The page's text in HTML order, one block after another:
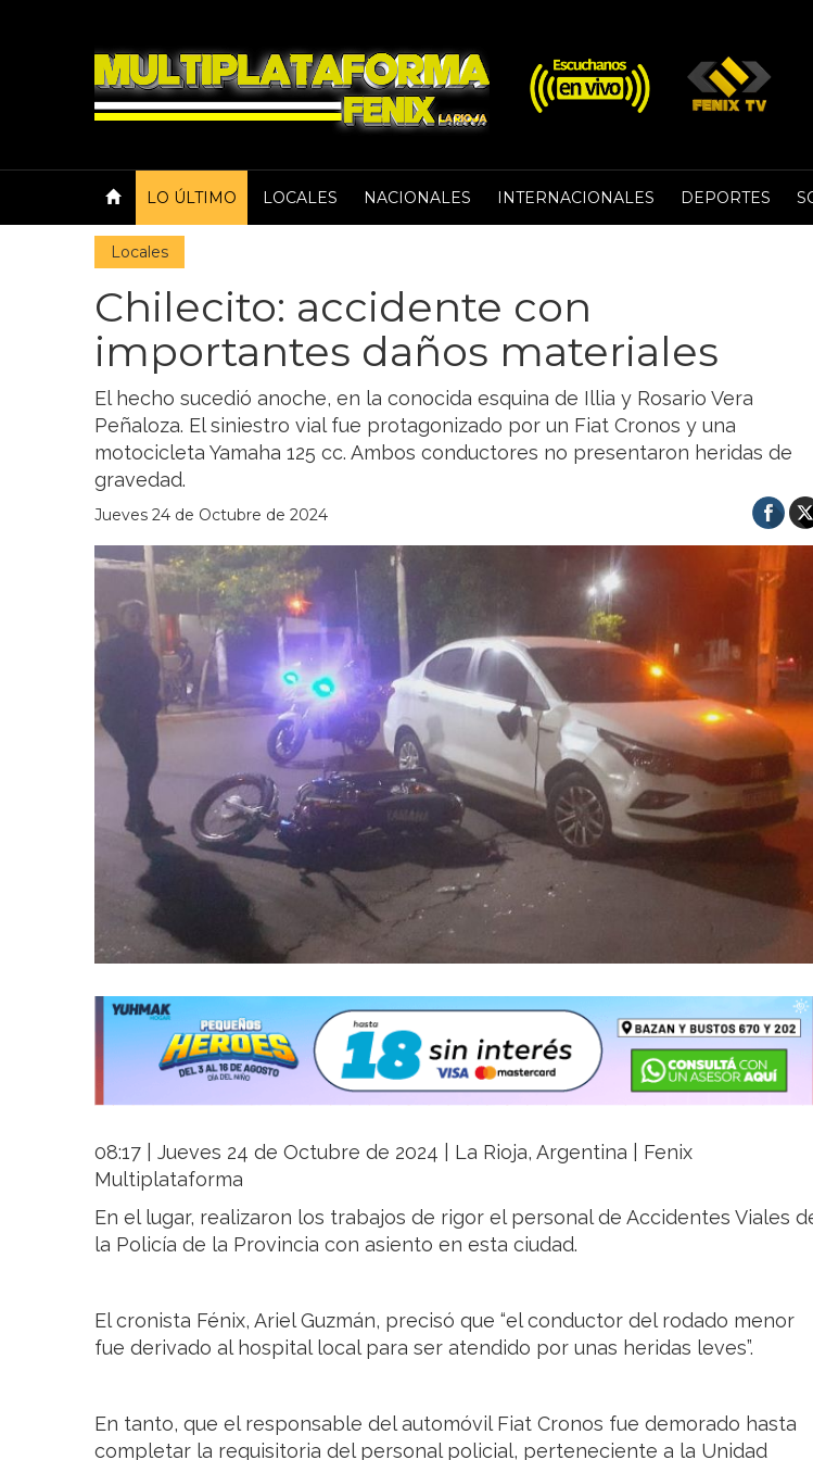
LO ÚLTIMO LOCALES NACIONALES INTERNACIONALES DEPORTES
Locales
Chilecito: accidente con
importantes daños materiales
El hecho sucedió anoche, en la conocida esquina de Illia y Rosario Vera
Peñaloza. El siniestro vial fue protagonizado por un Fiat Cronos y una
motocicleta Yamaha 125 cc. Ambos conductores no presentaron heridas de
gravedad.
Jueves 24 de Octubre de 2024
08:17 | Jueves 24 de Octubre de 2024 | La Rioja, Argentina | Fenix
Multiplataforma
En el lugar, realizaron los trabajos de rigor el personal de Accidentes Viales
la Policía de la Provincia con asiento en esta ciudad.
El cronista Fénix, Ariel Guzmán, precisó que “el conductor del rodado menor
fue derivado al hospital local para ser atendido por unas heridas leves”.
En tanto, que el responsable del automóvil Fiat Cronos fue demorado hasta
completar la requisitoria del personal policial, perteneciente a la Unidad